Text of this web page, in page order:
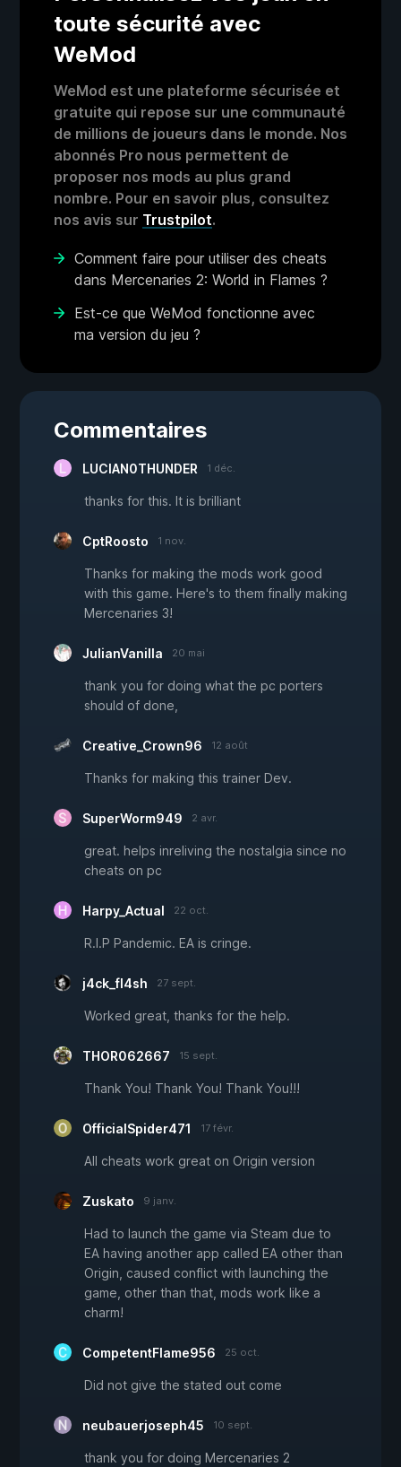
toute sécurité avec
WeMod
WeMod est une plateforme sécurisée et
gratuite qui repose sur une communauté
de millions de joueurs dans le monde. Nos
abonnés Pro nous permettent de
proposer nos mods au plus grand
nombre. Pour en savoir plus, consultez
nos avis sur Trustpilot.
Comment faire pour utiliser des cheats
dans Mercenaries 2: World in Flames ?
Est-ce que WeMod fonctionne avec
ma version du jeu ?
Commentaires
LUCIAN0THUNDER 1 déc.
thanks for this. It is brilliant
CptRoosto 1 nov.
Thanks for making the mods work good
with this game. Here's to them finally making
Mercenaries 3!
JulianVanilla 20 mai
thank you for doing what the pc porters
should of done,
Creative_Crown96 12 août
Thanks for making this trainer Dev.
SuperWorm949 2 avr.
great. helps inreliving the nostalgia since no
cheats on pc
Harpy_Actual 22 oct.
R.I.P Pandemic. EA is cringe.
j4ck_fl4sh 27 sept.
Worked great, thanks for the help.
THOR062667 15 sept.
Thank You! Thank You! Thank You!!!
OfficialSpider471 17 févr.
All cheats work great on Origin version
Zuskato 9 janv.
Had to launch the game via Steam due to
EA having another app called EA other than
Origin, caused conflict with launching the
game, other than that, mods work like a
charm!
CompetentFlame956 25 oct.
Did not give the stated out come
neubauerjoseph45 10 sept.
thank you for doing Mercenaries 2